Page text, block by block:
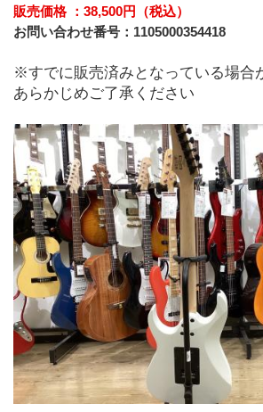
販売価格 ：38,500円（税込）
お問い合わせ番号：1105000354418
※すでに販売済みとなっている場合
あらかじめご了承ください